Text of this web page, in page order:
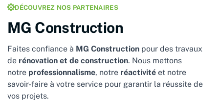
DÉCOUVREZ NOS PARTENAIRES
MG Construction
Faites confiance à MG Construction pour des travaux
de rénovation et de construction. Nous mettons
notre professionnalisme, notre réactivité et notre
savoir-faire à votre service pour garantir la réussite de
vos projets.